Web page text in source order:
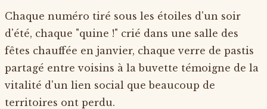
Chaque numéro tiré sous les étoiles d'un soir
d'été, chaque "quine !" crié dans une salle des
fêtes chauffée en janvier, chaque verre de pastis
partagé entre voisins à la buvette témoigne de la
vitalité d'un lien social que beaucoup de
territoires ont perdu.